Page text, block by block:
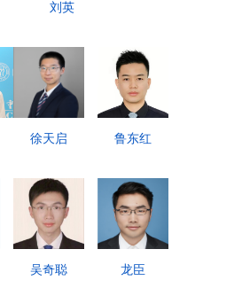
刘英
徐天启 鲁东红
吴奇聪 龙臣